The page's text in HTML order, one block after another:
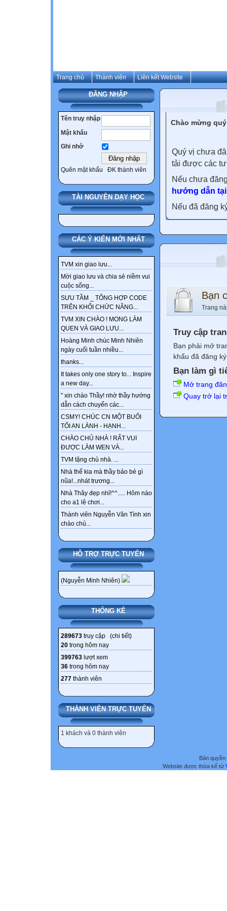
Trang chủ Thành viên Liên kết Website
ĐĂNG NHẬP
Tên truy nhập
Mật khẩu
Ghi nhớ
Quên mật khẩu ĐK thành viên
TÀI NGUYÊN DẠY HỌC
CÁC Ý KIẾN MỚI NHẤT
TVM xin giao lưu...
Mời giao lưu và chia sẻ niềm vui
cuộc sống...
SƯU TẦM _ TỔNG HỢP CODE
TRÊN KHỐI CHỨC NĂNG...
TVM XIN CHÀO ! MONG LÀM
QUEN VÀ GIAO LƯU...
Hoàng Minh chúc Minh Nhiên
ngày cuối tuần nhiều...
thanks...
It takes only one story to... Inspire
a new day...
" xin chào Thầy! nhờ thầy hướng
dẫn cách chuyển các...
CSMY! CHÚC CN MỘT BUỔI
TỐI AN LÀNH - HẠNH...
CHÀO CHỦ NHÀ ! RẤT VUI
ĐƯỢC LÀM WEN VÀ...
TVM tặng chủ nhà. ...
Nhà thế kia mà thầy bảo bé gì
nũa!...nhát trương...
Nhà Thây đẹp nhỉ!^^..... Hôm nào
cho a1 lê chơi...
Thành viên Nguyễn Văn Tình xin
chào chủ...
HỖ TRỢ TRỰC TUYẾN
(Nguyễn Minh Nhiên)
THỐNG KÊ
289673 truy cập (chi tiết)
20 trong hôm nay
399763 lượt xem
36 trong hôm nay
277 thành viên
THÀNH VIÊN TRỰC TUYẾN
1 khách và 0 thành viên
Chào mừng
Quý vị chưa
tải được các
Nếu chưa
hướng dẫn
Nếu đã đăng
Bạn
Trang
Truy cập
Bạn phải mở
khẩu đã đăng
Bạn làm gì
Mở trang
Quay trở lại
Bản
Website được thừa kế từ